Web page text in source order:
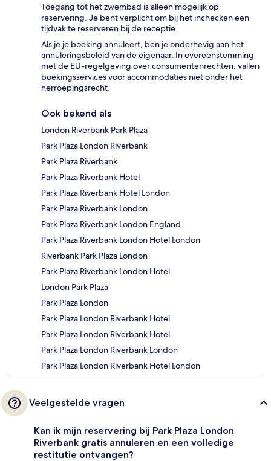
Toegang tot het zwembad is alleen mogelijk op
reservering. Je bent verplicht om bij het inchecken een
tijdvak te reserveren bij de receptie.
Als je je boeking annuleert, ben je onderhevig aan het
annuleringsbeleid van de eigenaar. In overeenstemming
met de EU-regelgeving over consumentenrechten, vallen
boekingsservices voor accommodaties niet onder het
herroepingsrecht.
Ook bekend als
London Riverbank Park Plaza
Park Plaza London Riverbank
Park Plaza Riverbank
Park Plaza Riverbank Hotel
Park Plaza Riverbank Hotel London
Park Plaza Riverbank London
Park Plaza Riverbank London England
Park Plaza Riverbank London Hotel London
Riverbank Park Plaza London
Park Plaza Riverbank London Hotel
London Park Plaza
Park Plaza London
Park Plaza London Riverbank Hotel
Park Plaza London Riverbank Hotel
Park Plaza London Riverbank London
Park Plaza London Riverbank Hotel London
Veelgestelde vragen
Kan ik mijn reservering bij Park Plaza London
Riverbank gratis annuleren en een volledige
restitutie ontvangen?